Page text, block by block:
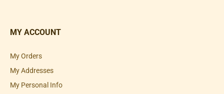
MY ACCOUNT
My Orders
My Addresses
My Personal Info